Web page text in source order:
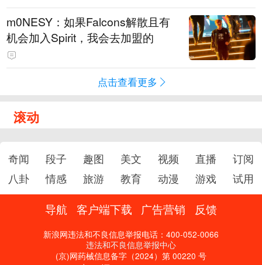
m0NESY：如果Falcons解散且有
机会加入Spirit，我会去加盟的
点击查看更多
滚动
奇闻 段子 趣图 美文 视频 直播
订阅
八卦
情感 旅游 教育 动漫 游戏 试用
导航 客户端下载 广告营销 反馈
新浪网违法和不良信息举报电话：400-052-0066
违法和不良信息举报中心
(京)网药械信息备字（2024）第 00220 号